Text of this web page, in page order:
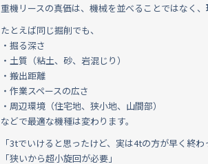
重機リースの真価は、機械を並べることではなく、
たとえば同じ掘削でも、
・掘る深さ
・土質（粘土、砂、岩混じり）
・搬出距離
・作業スペースの広さ
・周辺環境（住宅地、狭小地、山間部）
などで最適な機種は変わります。
「3tでいけると思ったけど、実は4tの方が早く終わ
「狭いから超小旋回が必要」